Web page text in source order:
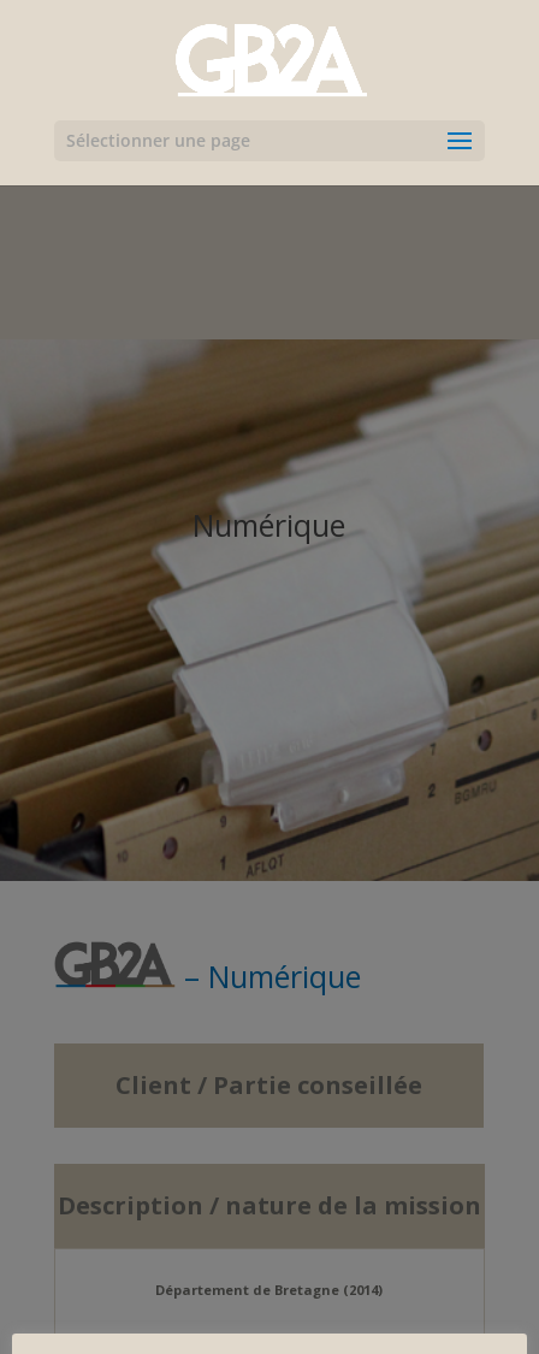
Sélectionner une page
Numérique
– Numérique
Client / Partie conseillée
Description / nature de la mission
Département de Bretagne (2014)